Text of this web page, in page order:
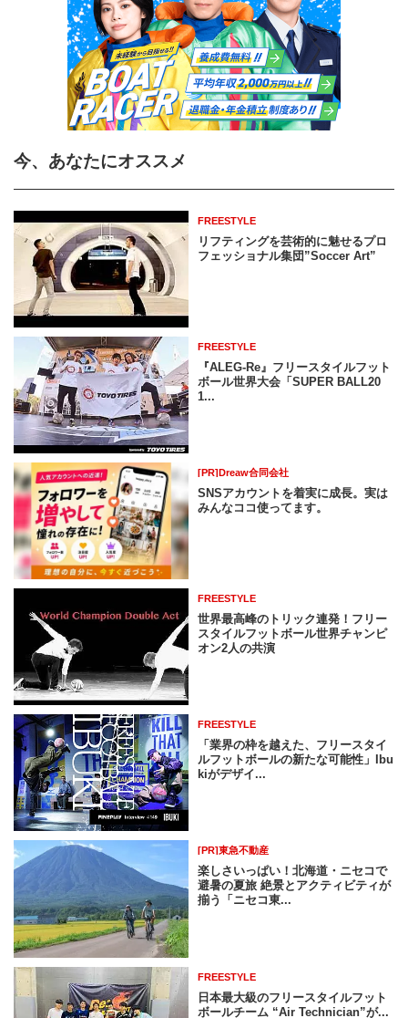
今、あなたにオススメ
FREESTYLE
リフティングを芸術的に魅せるプロ
フェッショナル集団”Soccer Art”
FREESTYLE
『ALEG-Re』フリースタイルフット
ボール世界大会「SUPER BALL20
1...
[PR]Dreaw合同会社
SNSアカウントを着実に成長。実は
みんなココ使ってます。
FREESTYLE
世界最高峰のトリック連発！フリー
スタイルフットボール世界チャンピ
オン2人の共演
FREESTYLE
「業界の枠を越えた、フリースタイ
ルフットボールの新たな可能性」Ibu
kiがデザイ...
[PR]東急不動産
楽しさいっぱい！北海道・ニセコで
避暑の夏旅 絶景とアクティビティが
揃う「ニセコ東...
FREESTYLE
日本最大級のフリースタイルフット
ボールチーム “Air Technician”が...